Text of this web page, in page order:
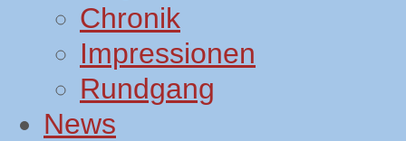
Chronik
Impressionen
Rundgang
News